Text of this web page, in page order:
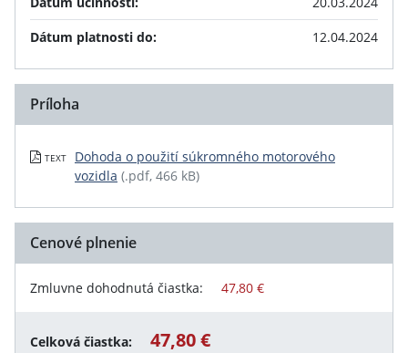
Dátum platnosti do:
12.04.2024
Príloha
TEXT
Dohoda o použití súkromného motorového
vozidla (.pdf, 466 kB)
Cenové plnenie
Zmluvne dohodnutá čiastka: 47,80 €
Celková čiastka: 47,80 €